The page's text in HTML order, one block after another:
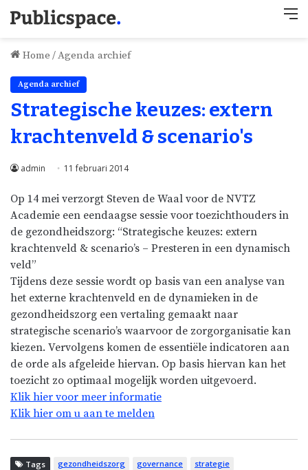
Home /Agenda archief
Agenda archief
Strategische keuzes: extern
krachtenveld & scenario's
admin 11 februari 2014
Op 14 mei verzorgt Steven de Waal voor de NVTZ
Academie een eendaagse sessie voor toezichthouders in
de gezondheidszorg: “Strategische keuzes: extern
krachtenveld & scenario’s – Presteren in een dynamisch
veld”
Tijdens deze sessie wordt op basis van een analyse van
het externe krachtenveld en de dynamieken in de
gezondheidszorg een vertaling gemaakt naar
strategische scenario’s waarvoor de zorgorganisatie kan
kiezen. Vervolgens komen de essentiële indicatoren aan
de orde als afgeleide hiervan. Op basis hiervan kan het
toezicht zo optimaal mogelijk worden uitgevoerd.
Klik hier voor meer informatie
Klik hier om u aan te melden
Tags gezondheidszorg governance strategie